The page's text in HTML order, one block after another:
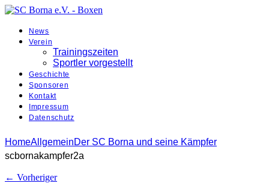
News
Verein
Trainingszeiten
Sportler vorgestellt
Geschichte
Sponsoren
Kontakt
Impressum
Datenschutz
HomeAllgemeinDer SC Borna und seine Kämpfer
scbornakampfer2a
← Vorheriger